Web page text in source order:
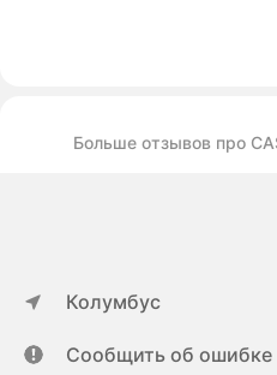
Больше отзывов про
Колумбус
Сообщить об ошибке